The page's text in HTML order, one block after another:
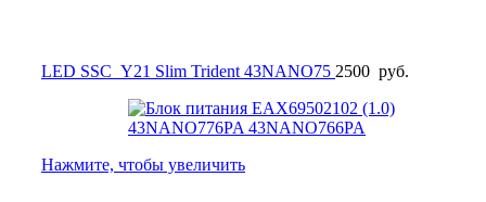
LED SSC_Y21 Slim Trident 43NANO75 2500 руб.
Нажмите, чтобы увеличить